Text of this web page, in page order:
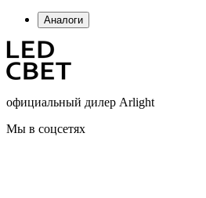
Аналоги
официальный дилер Arlight
Мы в соцсетях